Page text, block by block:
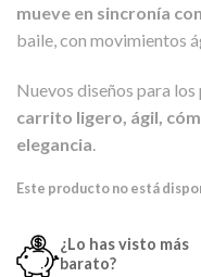
mueve en sincronía
baile, con movimientos
Nuevos diseños para los
carrito ligero, ágil,
elegancia
Este producto no está
¿Lo has visto más
barato?